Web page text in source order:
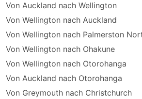
Von Auckland nach Wellington
Von Wellington nach Auckland
Von Wellington nach Palmerston
Von Wellington nach Ohakune
Von Wellington nach Otorohanga
Von Auckland nach Otorohanga
Von Greymouth nach Christchurch